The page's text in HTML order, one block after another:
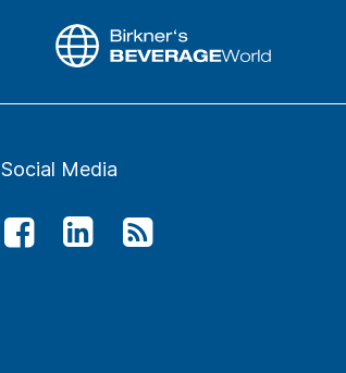
Social Media